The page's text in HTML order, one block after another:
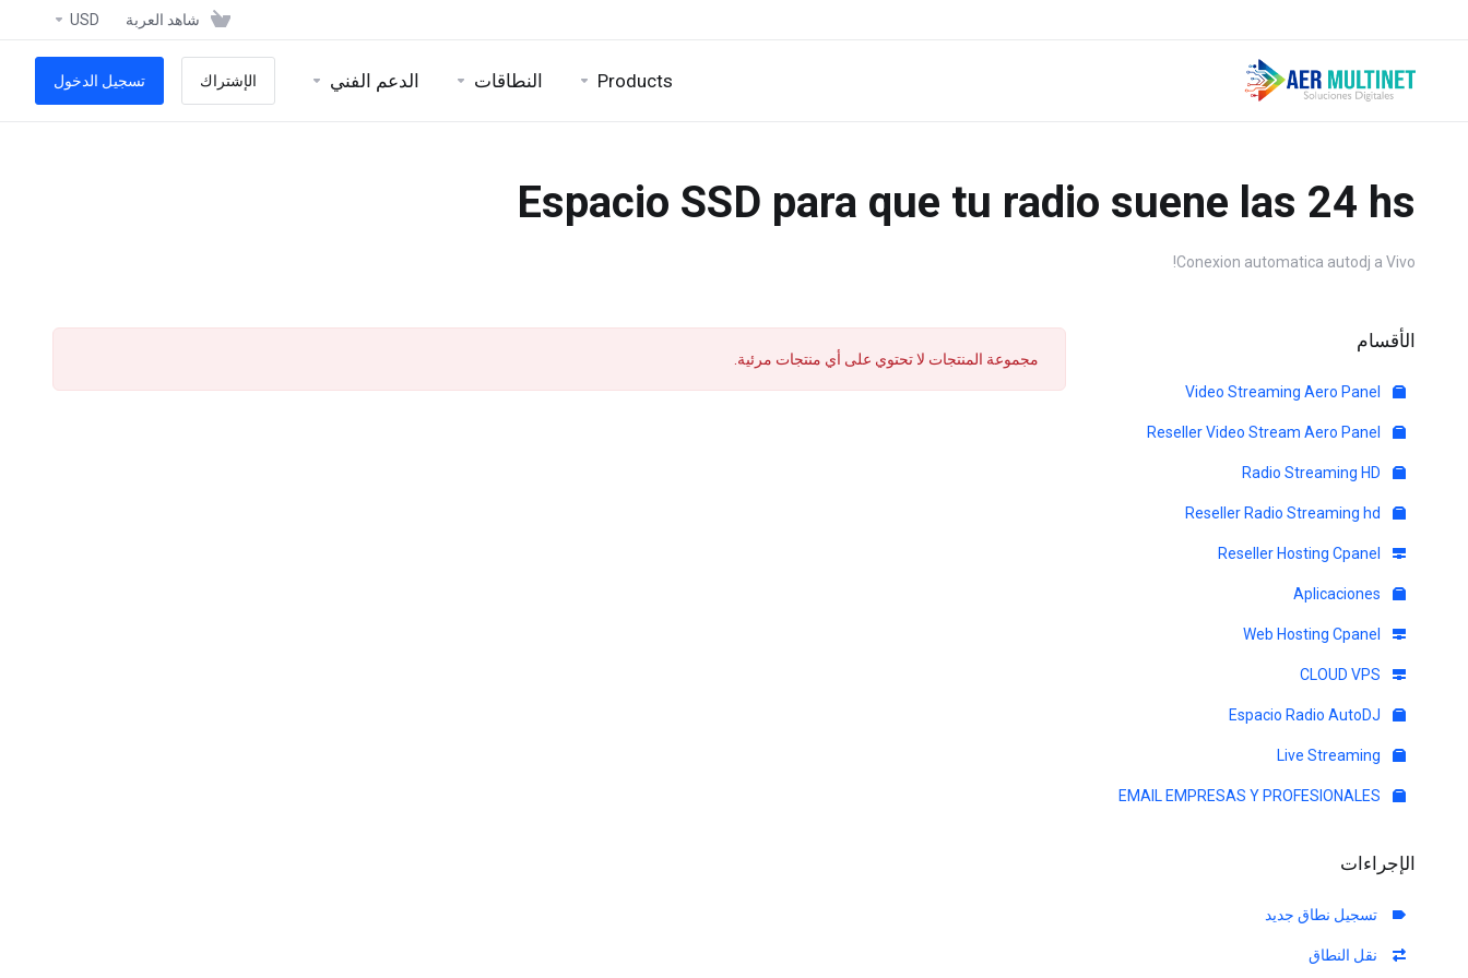
شاهد العربة USD
Products النطاقات الدعم الفني الإشتراك تسجيل الدخول
Espacio SSD para que tu radio suene las 24 hs
Conexion automatica autodj a Vivo!
الأقسام
الإجراءات
تسجيل نطاق جديد
نقل النطاق
مجموعة المنتجات لا تحتوي على أي منتجات مرئية.